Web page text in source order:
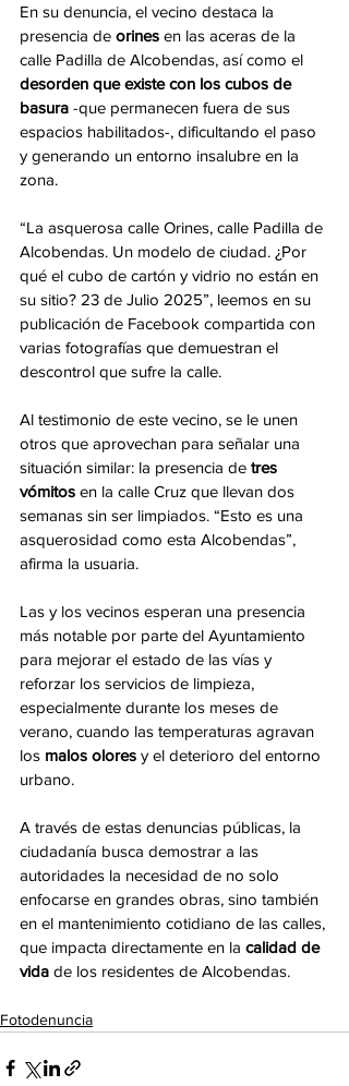
En su denuncia, el vecino destaca la
presencia de orines en las aceras de la
calle Padilla de Alcobendas, así como el
desorden que existe con los cubos de
basura -que permanecen fuera de sus
espacios habilitados-, dificultando el paso
y generando un entorno insalubre en la
zona.
“La asquerosa calle Orines, calle Padilla de
Alcobendas. Un modelo de ciudad. ¿Por
qué el cubo de cartón y vidrio no están en
su sitio? 23 de Julio 2025”, leemos en su
publicación de Facebook compartida con
varias fotografías que demuestran el
descontrol que sufre la calle.
Al testimonio de este vecino, se le unen
otros que aprovechan para señalar una
situación similar: la presencia de tres
vómitos en la calle Cruz que llevan dos
semanas sin ser limpiados. “Esto es una
asquerosidad como esta Alcobendas”,
afirma la usuaria.
Las y los vecinos esperan una presencia
más notable por parte del Ayuntamiento
para mejorar el estado de las vías y
reforzar los servicios de limpieza,
especialmente durante los meses de
verano, cuando las temperaturas agravan
los malos olores y el deterioro del entorno
urbano.
A través de estas denuncias públicas, la
ciudadanía busca demostrar a las
autoridades la necesidad de no solo
enfocarse en grandes obras, sino también
en el mantenimiento cotidiano de las calles,
que impacta directamente en la calidad de
vida de los residentes de Alcobendas.
Fotodenuncia